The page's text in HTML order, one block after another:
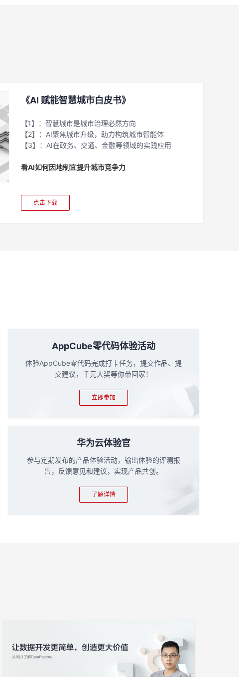
《AI 赋能智慧城市白皮书》
【1】：智慧城市是城市治理必然方向
【2】：AI聚焦城市升级，助力构筑城市智能体
【3】：AI在政务、交通、金融等领域的实践应用
看AI如何因地制宜提升城市竞争力
点击下载
AppCube零代码体验活动
体验AppCube零代码完成打卡任务，提交作品、提
交建议，千元大奖等你带回家！
立即参加
华为云体验官
参与定期发布的产品体验活动，输出体验的评测报
告，反馈意见和建议，实现产品共创。
了解详情